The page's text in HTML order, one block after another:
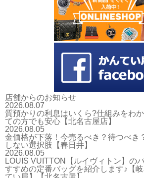
店舗からのお知らせ
2026.08.07
質預かりの利息はいくら?仕組みをわ
ての方でも安心【北名古屋店】
2026.08.05
金価格が下落！今売るべき？待つべき
しない選択肢【春日井】
2026.08.05
LOUIS VUITTON【ルイヴィトン】の
すすめの定番バッグを紹介します♪【